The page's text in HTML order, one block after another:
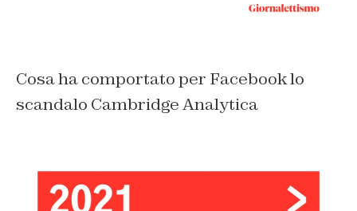
Cosa ha comportato per Facebook lo
scandalo Cambridge Analytica